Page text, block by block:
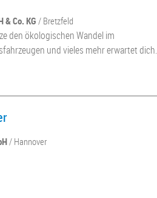
& Co. KG / Bretzfeld
den ökologischen Wandel im
und vieles mehr erwartet dich.
/ Hannover